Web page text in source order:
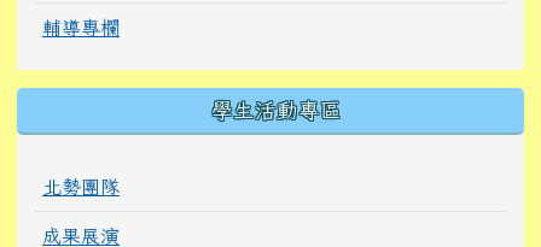
輔導專欄
學生活動專區
北勢團隊
成果展演